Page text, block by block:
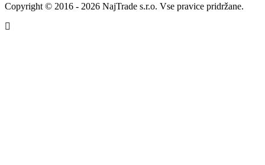
Copyright © 2016 - 2026 NajTrade s.r.o. Vse pravice pridržane.